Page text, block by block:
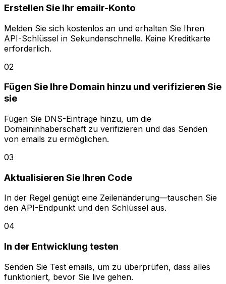
Erstellen Sie Ihr emailr-Konto
Melden Sie sich kostenlos an und erhalten Sie Ihren
API-Schlüssel in Sekundenschnelle. Keine Kreditkarte
erforderlich.
02
Fügen Sie Ihre Domain hinzu und verifizieren Sie
sie
Fügen Sie DNS-Einträge hinzu, um die
Domaininhaberschaft zu verifizieren und das Senden
von emails zu ermöglichen.
03
Aktualisieren Sie Ihren Code
In der Regel genügt eine Zeilenänderung—tauschen Sie
den API-Endpunkt und den Schlüssel aus.
04
In der Entwicklung testen
Senden Sie Test emails, um zu überprüfen, dass alles
funktioniert, bevor Sie live gehen.